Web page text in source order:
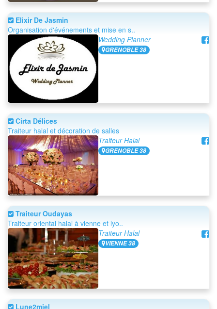
Elixir De Jasmin
Organisation d'événements et mise en s..
Wedding Planner
GRENOBLE 38
Cirta Délices
Traiteur halal et décoration de salles
Traiteur Halal
GRENOBLE 38
Traiteur Oudayas
Traiteur oriental halal à vienne et lyo..
Traiteur Halal
VIENNE 38
Lune2miel